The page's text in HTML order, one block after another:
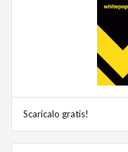
Scaricalo gratis!